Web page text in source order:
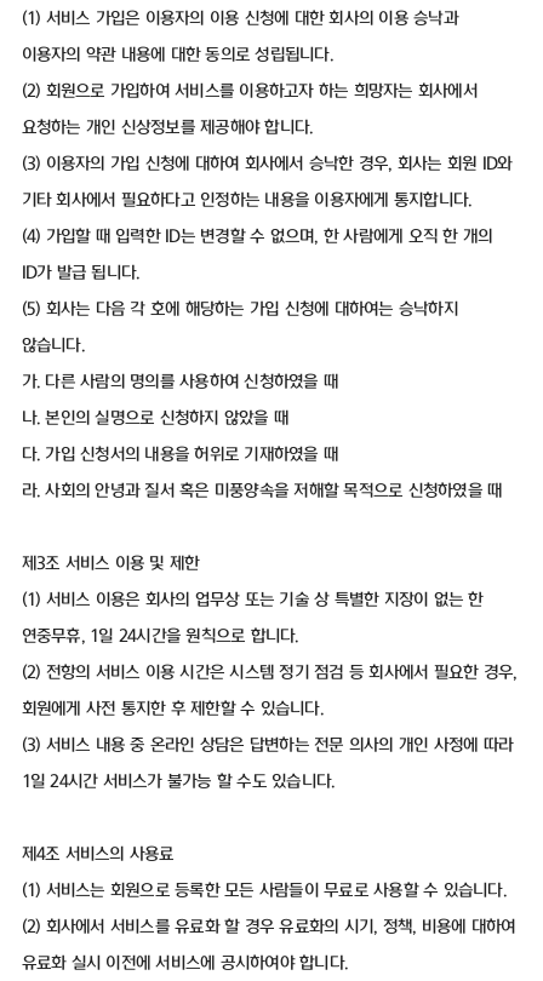
(1) 서비스 가입은 이용자의 이용 신청에 대한 회사의 이용 승낙과
이용자의 약관 내용에 대한 동의로 성립됩니다.
(2) 회원으로 가입하여 서비스를 이용하고자 하는 희망자는 회사에서
요청하는 개인 신상정보를 제공해야 합니다.
(3) 이용자의 가입 신청에 대하여 회사에서 승낙한 경우, 회사는 회원 ID와
기타 회사에서 필요하다고 인정하는 내용을 이용자에게 통지합니다.
(4) 가입할 때 입력한 ID는 변경할 수 없으며, 한 사람에게 오직 한 개의
ID가 발급 됩니다.
(5) 회사는 다음 각 호에 해당하는 가입 신청에 대하여는 승낙하지
않습니다.
가. 다른 사람의 명의를 사용하여 신청하였을 때
나. 본인의 실명으로 신청하지 않았을 때
다. 가입 신청서의 내용을 허위로 기재하였을 때
라. 사회의 안녕과 질서 혹은 미풍양속을 저해할 목적으로 신청하였을 때
제3조 서비스 이용 및 제한
(1) 서비스 이용은 회사의 업무상 또는 기술 상 특별한 지장이 없는 한
연중무휴, 1일 24시간을 원칙으로 합니다.
(2) 전항의 서비스 이용 시간은 시스템 정기 점검 등 회사에서 필요한 경우,
회원에게 사전 통지한 후 제한할 수 있습니다.
(3) 서비스 내용 중 온라인 상담은 답변하는 전문 의사의 개인 사정에 따라
1일 24시간 서비스가 불가능 할 수도 있습니다.
제4조 서비스의 사용료
(1) 서비스는 회원으로 등록한 모든 사람들이 무료로 사용할 수 있습니다.
(2) 회사에서 서비스를 유료화 할 경우 유료화의 시기, 정책, 비용에 대하여
유료화 실시 이전에 서비스에 공시하여야 합니다.